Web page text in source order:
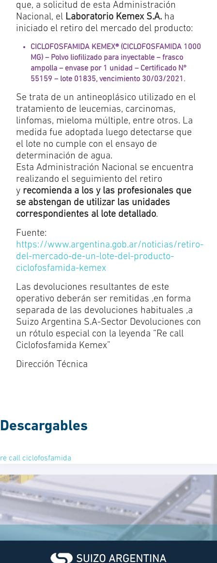
que, a solicitud de esta Administración
Nacional, el Laboratorio Kemex S.A. ha
iniciado el retiro del mercado del producto:
CICLOFOSFAMIDA KEMEX® (CICLOFOSFAMIDA 1000
MG) – Polvo liofilizado para inyectable – frasco
ampolla – envase por 1 unidad – Certificado N°
55159 – lote 01835, vencimiento 30/03/2021.
Se trata de un antineoplásico utilizado en el
tratamiento de leucemias, carcinomas,
linfomas, mieloma múltiple, entre otros. La
medida fue adoptada luego detectarse que
el lote no cumple con el ensayo de
determinación de agua.
Esta Administración Nacional se encuentra
realizando el seguimiento del retiro
y recomienda a los y las profesionales que
se abstengan de utilizar las unidades
correspondientes al lote detallado.
Fuente:
https://www.argentina.gob.ar/noticias/retiro-
del-mercado-de-un-lote-del-producto-
ciclofosfamida-kemex
Las devoluciones resultantes de este
operativo deberán ser remitidas ,en forma
separada de las devoluciones habituales ,a
Suizo Argentina S.A-Sector Devoluciones con
un rótulo especial con la leyenda “Re call
Ciclofosfamida Kemex”
Dirección Técnica
Descargables
re call ciclofosfamida